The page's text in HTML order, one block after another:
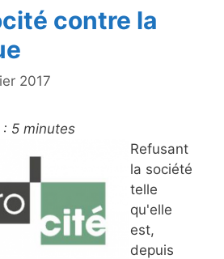
contre la
2017
5 minutes
Refusant
la société
telle
qu'elle
est,
depuis